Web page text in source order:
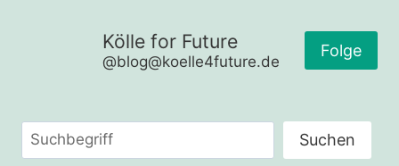
Kölle for Future
@blog@koelle4future.de
Folge
Suchen Suchen